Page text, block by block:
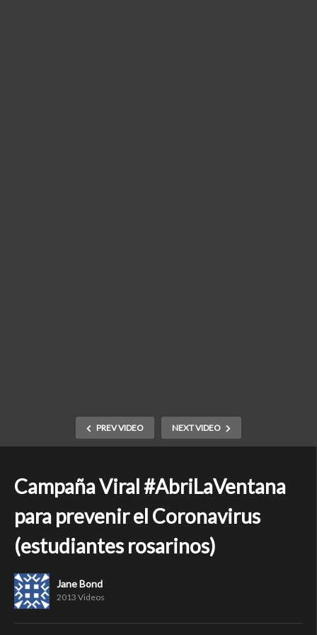
PREV VIDEO NEXT VIDEO
Campaña Viral #AbriLaVentana
para prevenir el Coronavirus
(estudiantes rosarinos)
Jane Bond
2013 Videos